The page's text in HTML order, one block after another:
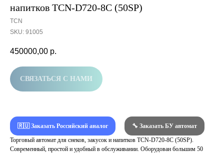
напитков TCN-D720-8C (50SP)
TCN
SKU: 91005
450000,00 р.
СВЯЗАТЬСЯ С НАМИ
🇷🇺 Заказать Российский аналог
🔧 Заказать БУ автомат
Торговый автомат для снеков, закусок и напитков TCN-D720-8C (50SP).
Современный, простой и удобный в обслуживании. Оборудован большим 50